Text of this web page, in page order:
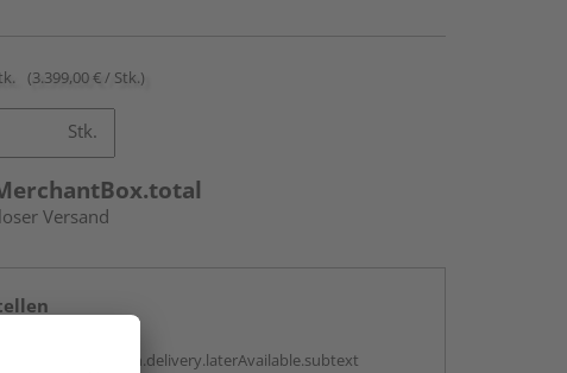
(3.399,00 € / Stk.)
Stk.
Versand